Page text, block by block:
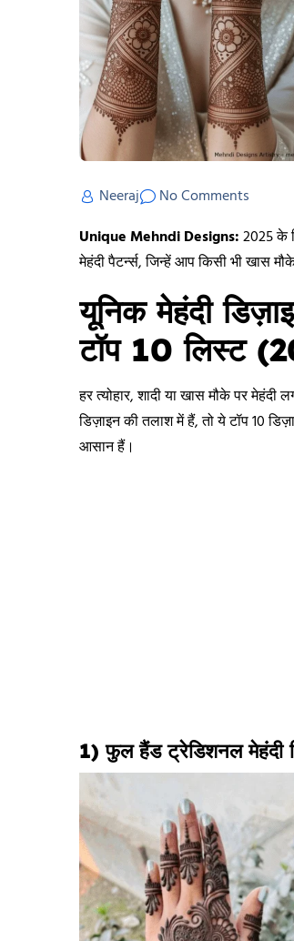
Neeraj
No Comments
Unique Mehndi Designs:2025 के
मेहंदी पैटर्न्स, जिन्हें आप किसी भी खास
यूनिक मेहंदी
टॉप 10 लिस्ट
हर त्योहार, शादी या खास मौके पर मेहंदी
डिज़ाइन की तलाश में हैं, तो ये टॉप 10
आसान हैं।
1) फुल हैंड ट्रेडिशनल मेहंदी